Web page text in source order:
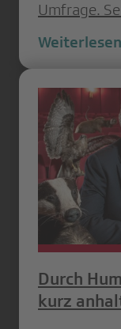
Umfrage.
Weiterlesen
Durch
kurz